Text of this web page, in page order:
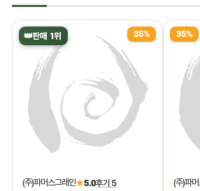
👑판매 1위 35%
(주)파머스그레인★5.0후기 5
35%
(주)파